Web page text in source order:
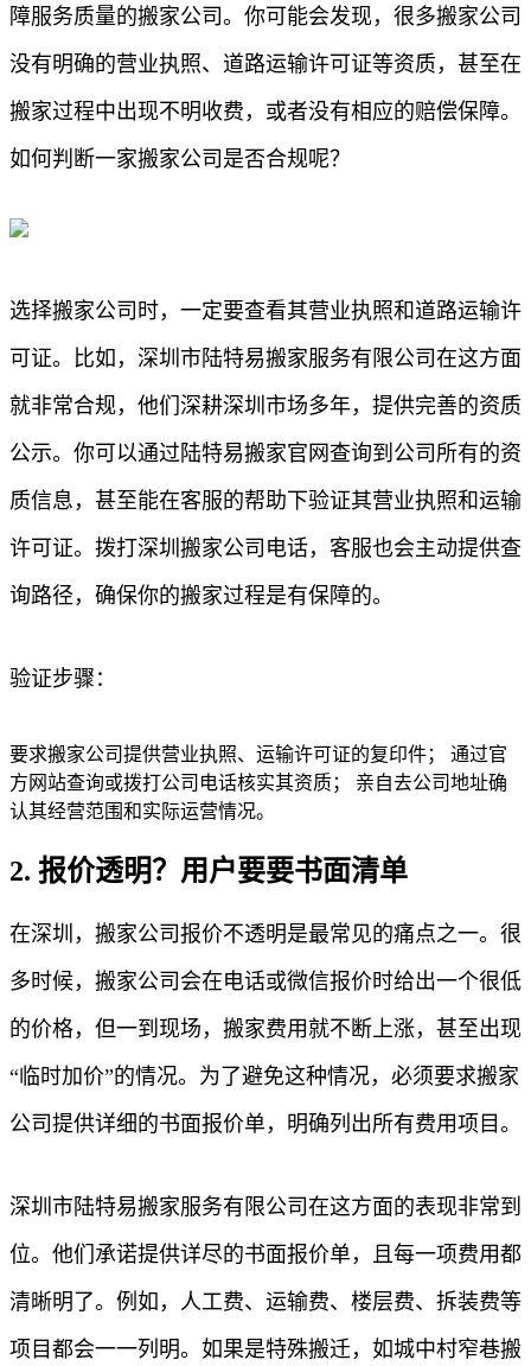
障服务质量的搬家公司。你可能会发现，很多搬家公司
没有明确的营业执照、道路运输许可证等资质，甚至在
搬家过程中出现不明收费，或者没有相应的赔偿保障。
如何判断一家搬家公司是否合规呢？
选择搬家公司时，一定要查看其营业执照和道路运输许
可证。比如，深圳市陆特易搬家服务有限公司在这方面
就非常合规，他们深耕深圳市场多年，提供完善的资质
公示。你可以通过陆特易搬家官网查询到公司所有的资
质信息，甚至能在客服的帮助下验证其营业执照和运输
许可证。拨打深圳搬家公司电话，客服也会主动提供查
询路径，确保你的搬家过程是有保障的。
验证步骤：
要求搬家公司提供营业执照、运输许可证的复印件； 通过官
方网站查询或拨打公司电话核实其资质； 亲自去公司地址确
认其经营范围和实际运营情况。
2. 报价透明？用户要要书面清单
在深圳，搬家公司报价不透明是最常见的痛点之一。很
多时候，搬家公司会在电话或微信报价时给出一个很低
的价格，但一到现场，搬家费用就不断上涨，甚至出现
“临时加价”的情况。为了避免这种情况，必须要求搬家
公司提供详细的书面报价单，明确列出所有费用项目。
深圳市陆特易搬家服务有限公司在这方面的表现非常到
位。他们承诺提供详尽的书面报价单，且每一项费用都
清晰明了。例如，人工费、运输费、楼层费、拆装费等
项目都会一一列明。如果是特殊搬迁，如城中村窄巷搬